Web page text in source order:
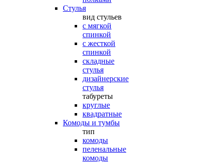
Стулья
вид стульев
с мягкой
спинкой
с жесткой
спинкой
складные
стулья
дизайнерские
стулья
табуреты
круглые
квадратные
Комоды и тумбы
тип
комоды
пеленальные
комоды